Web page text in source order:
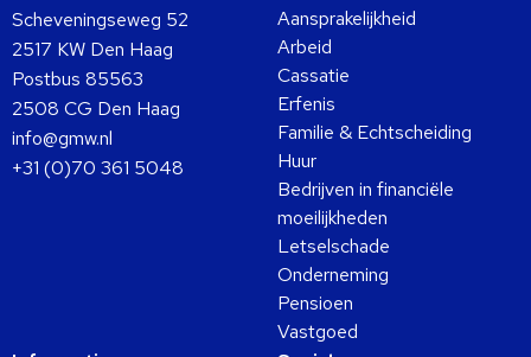
Scheveningseweg 52
2517 KW Den Haag
Postbus 85563
2508 CG Den Haag
info@gmw.nl
+31 (0)70 361 5048
Aansprakelijkheid
Arbeid
Cassatie
Erfenis
Familie & Echtscheiding
Huur
Bedrijven in financiële
moeilijkheden
Letselschade
Onderneming
Pensioen
Vastgoed